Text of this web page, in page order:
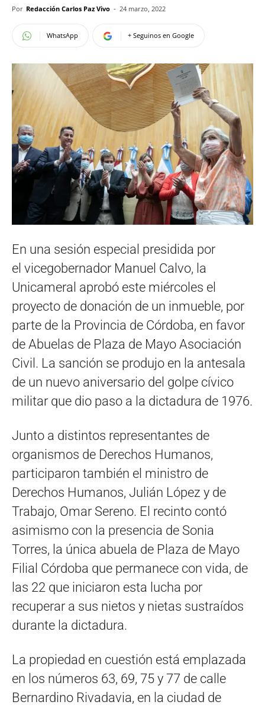
Por Redacción Carlos Paz Vivo - 24 marzo, 2022
WhatsApp + Seguinos en Google
En una sesión especial presidida por
el vicegobernador Manuel Calvo, la
Unicameral aprobó este miércoles el
proyecto de donación de un inmueble, por
parte de la Provincia de Córdoba, en favor
de Abuelas de Plaza de Mayo Asociación
Civil. La sanción se produjo en la antesala
de un nuevo aniversario del golpe cívico
militar que dio paso a la dictadura de 1976.
Junto a distintos representantes de
organismos de Derechos Humanos,
participaron también el ministro de
Derechos Humanos, Julián López y de
Trabajo, Omar Sereno. El recinto contó
asimismo con la presencia de Sonia
Torres, la única abuela de Plaza de Mayo
Filial Córdoba que permanece con vida, de
las 22 que iniciaron esta lucha por
recuperar a sus nietos y nietas sustraídos
durante la dictadura.
La propiedad en cuestión está emplazada
en los números 63, 69, 75 y 77 de calle
Bernardino Rivadavia, en la ciudad de